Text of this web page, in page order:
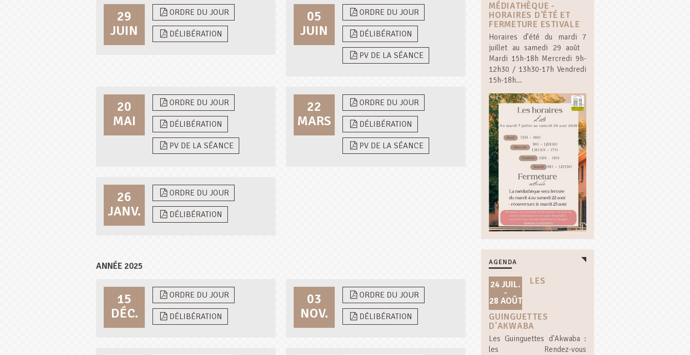
29
JUIN
ORDRE DU JOUR
DÉLIBÉRATION
05
JUIN
ORDRE DU JOUR
DÉLIBÉRATION
PV DE LA SÉANCE
20
MAI
ORDRE DU JOUR
DÉLIBÉRATION
PV DE LA SÉANCE
22
MARS
ORDRE DU JOUR
DÉLIBÉRATION
PV DE LA SÉANCE
26
JANV.
ORDRE DU JOUR
DÉLIBÉRATION
ANNÉE 2025
15
DÉC.
ORDRE DU JOUR
DÉLIBÉRATION
03
NOV.
ORDRE DU JOUR
DÉLIBÉRATION
MÉDIATHÈQUE -
HORAIRES D’ÉTÉ ET
FERMETURE ESTIVALE
Horaires d’été du mardi 7
juillet au samedi 29 août
Mardi 15h-18h Mercredi 9h-
12h30 / 13h30-17h Vendredi
15h-18h...
AGENDA
24 JUIL.
-
28 AOÛT
LES
GUINGUETTES
D'AKWABA
Les Guinguettes d'Akwaba :
les Rendez-vous